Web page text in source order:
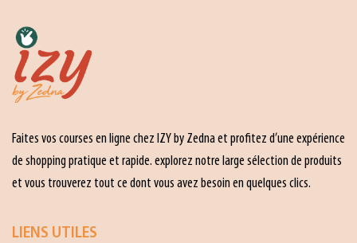
Faites vos courses en ligne chez IZY by Zedna et profitez d’une expérience
de shopping pratique et rapide. explorez notre large sélection de produits
et vous trouverez tout ce dont vous avez besoin en quelques clics.
LIENS UTILES